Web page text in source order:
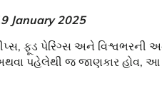
January 2025
ફૂડ પેરિંગ્સ અને
પહેલેથી જ જાણકાર હોવ, આ